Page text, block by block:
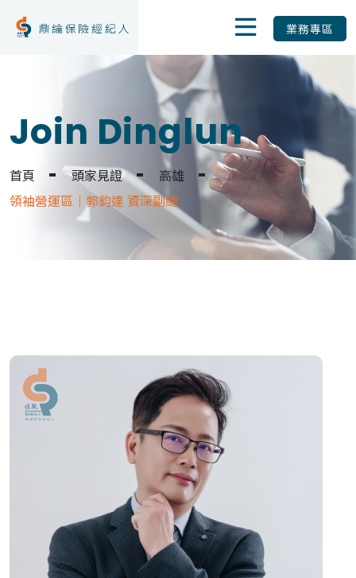
業務專區
Join Dinglun
首頁 頭家見證
高雄
領袖營運區｜郭鈞達 資深副總